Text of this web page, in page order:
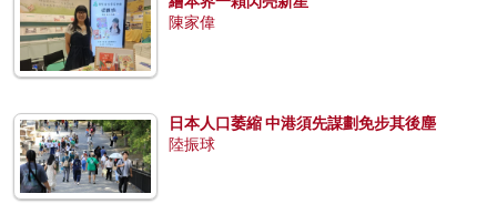
陳家偉
日本人口萎縮 中港須先謀劃免步其後塵
陸振球